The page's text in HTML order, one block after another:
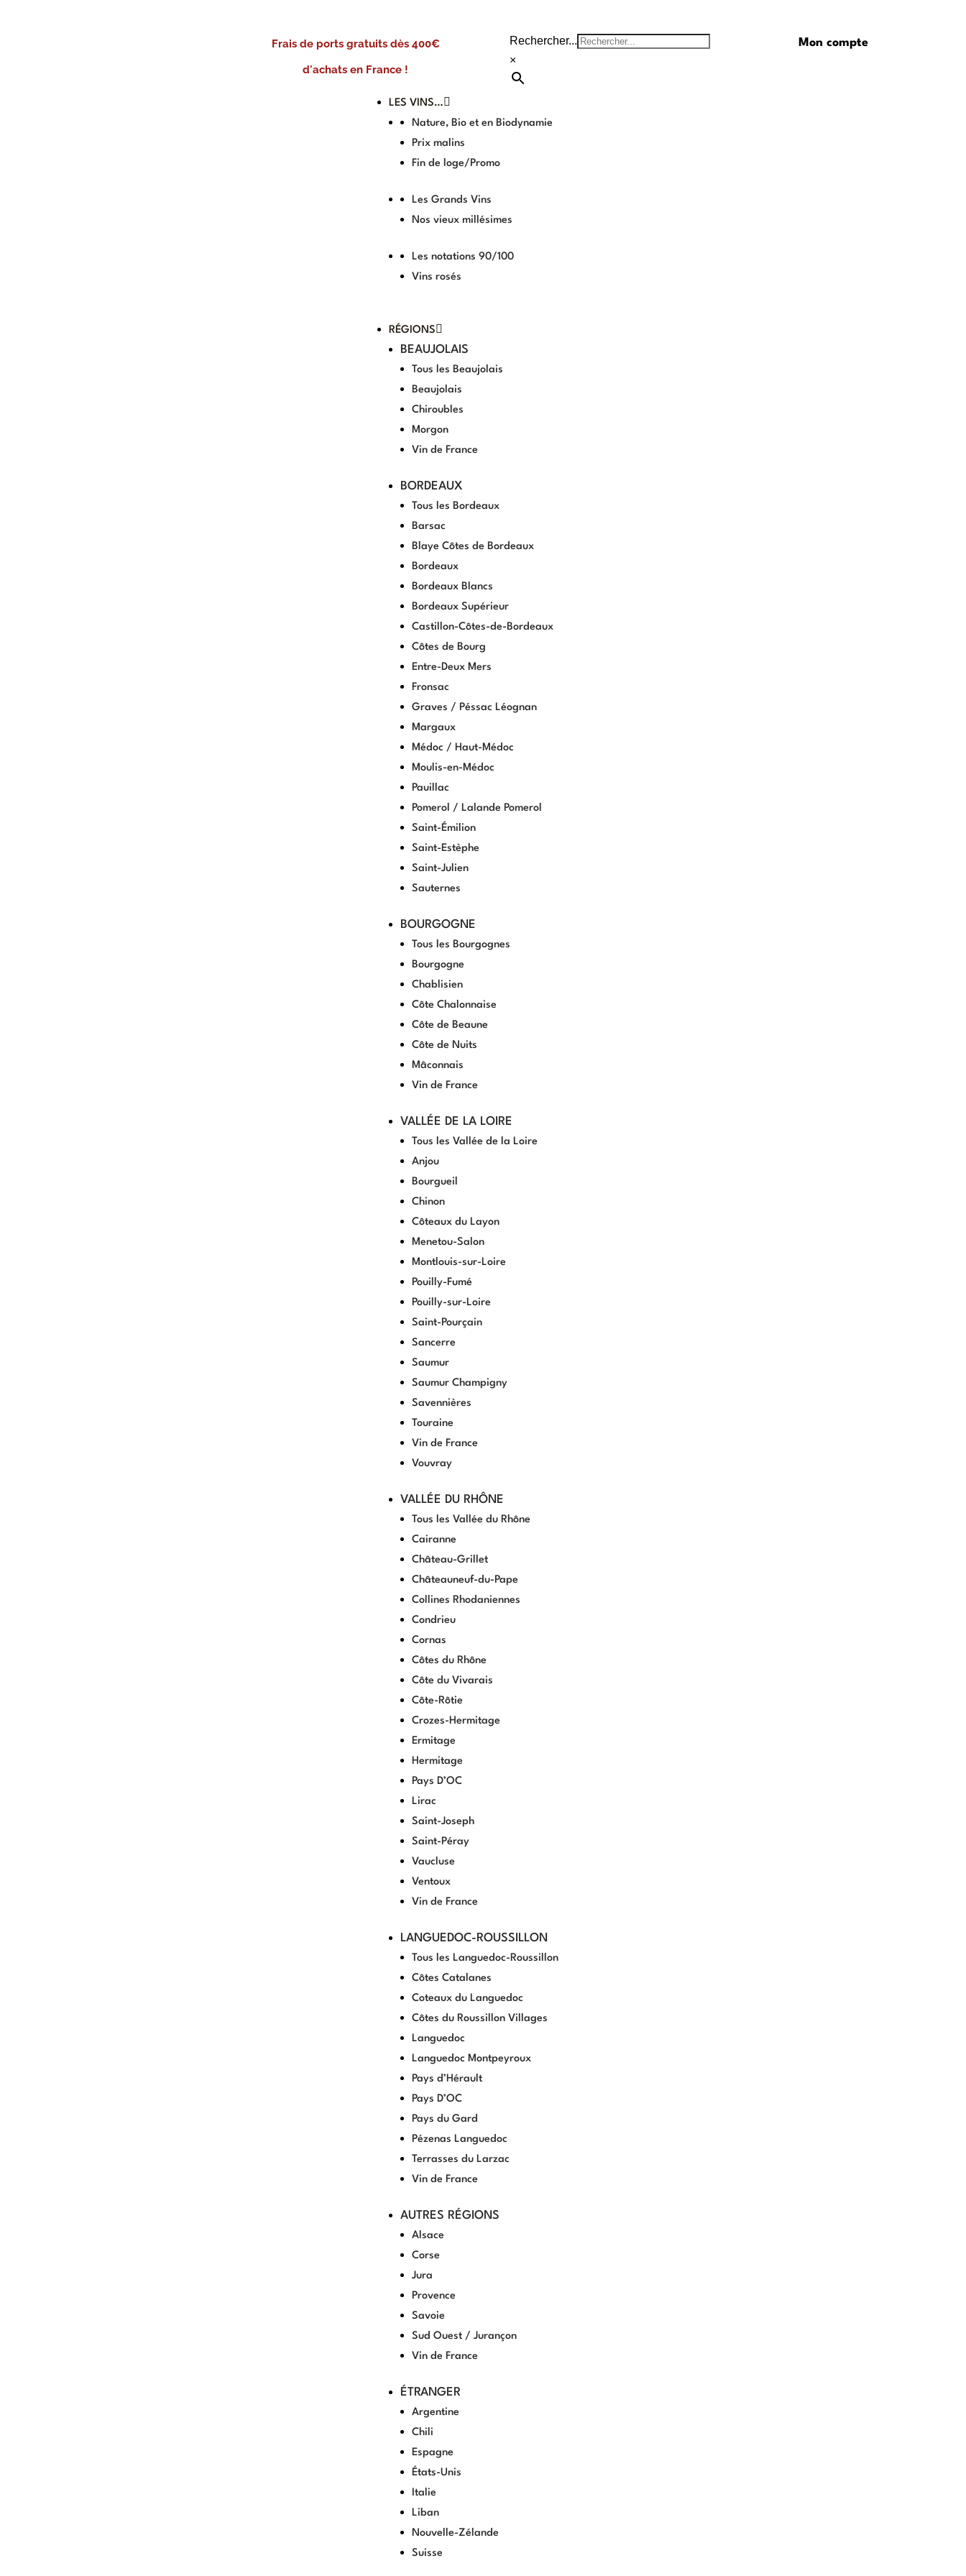
Frais de ports gratuits dès 400€
d'achats en France !
Rechercher...
×
Mon compte
LES VINS…
Nature, Bio et en Biodynamie
Prix malins
Fin de loge/Promo
Les Grands Vins
Nos vieux millésimes
Les notations 90/100
Vins rosés
RÉGIONS
BEAUJOLAIS
Tous les Beaujolais
Beaujolais
Chiroubles
Morgon
Vin de France
BORDEAUX
Tous les Bordeaux
Barsac
Blaye Côtes de Bordeaux
Bordeaux
Bordeaux Blancs
Bordeaux Supérieur
Castillon-Côtes-de-Bordeaux
Côtes de Bourg
Entre-Deux Mers
Fronsac
Graves / Péssac Léognan
Margaux
Médoc / Haut-Médoc
Moulis-en-Médoc
Pauillac
Pomerol / Lalande Pomerol
Saint-Émilion
Saint-Estèphe
Saint-Julien
Sauternes
BOURGOGNE
Tous les Bourgognes
Bourgogne
Chablisien
Côte Chalonnaise
Côte de Beaune
Côte de Nuits
Mâconnais
Vin de France
VALLÉE DE LA LOIRE
Tous les Vallée de la Loire
Anjou
Bourgueil
Chinon
Côteaux du Layon
Menetou-Salon
Montlouis-sur-Loire
Pouilly-Fumé
Pouilly-sur-Loire
Saint-Pourçain
Sancerre
Saumur
Saumur Champigny
Savennières
Touraine
Vin de France
Vouvray
VALLÉE DU RHÔNE
Tous les Vallée du Rhône
Cairanne
Château-Grillet
Châteauneuf-du-Pape
Collines Rhodaniennes
Condrieu
Cornas
Côtes du Rhône
Côte du Vivarais
Côte-Rôtie
Crozes-Hermitage
Ermitage
Hermitage
Pays D’OC
Lirac
Saint-Joseph
Saint-Péray
Vaucluse
Ventoux
Vin de France
LANGUEDOC-ROUSSILLON
Tous les Languedoc-Roussillon
Côtes Catalanes
Coteaux du Languedoc
Côtes du Roussillon Villages
Languedoc
Languedoc Montpeyroux
Pays d’Hérault
Pays D’OC
Pays du Gard
Pézenas Languedoc
Terrasses du Larzac
Vin de France
AUTRES RÉGIONS
Alsace
Corse
Jura
Provence
Savoie
Sud Ouest / Jurançon
Vin de France
ÉTRANGER
Argentine
Chili
Espagne
États-Unis
Italie
Liban
Nouvelle-Zélande
Suisse